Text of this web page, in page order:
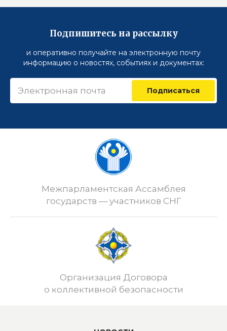
Подпишитесь на рассылку
и оперативно получайте на электронную почту
информацию о новостях, событиях и документах:
Подписаться
Межпарламентская Ассамблея
государств — участников СНГ
Организация Договора
о коллективной безопасности